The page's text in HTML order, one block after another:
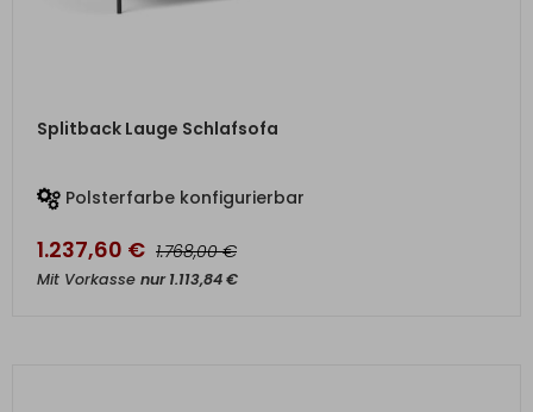
ZUM PRODUKT
Splitback Lauge Schlafsofa
Polsterfarbe konfigurierbar
1.237,60 € 1.768,00€
Mit Vorkasse nur1.113,84€